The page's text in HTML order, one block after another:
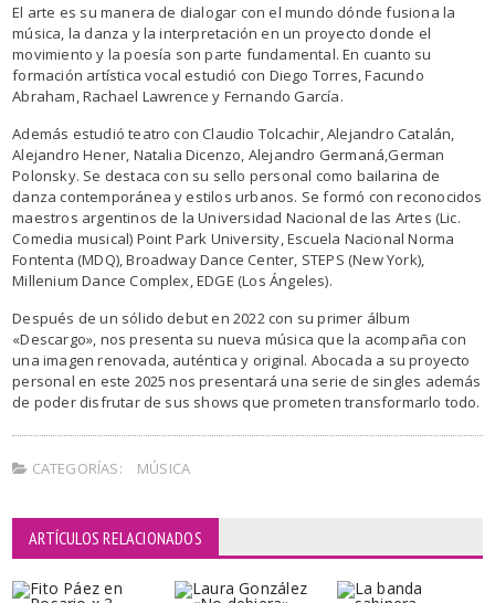
El arte es su manera de dialogar con el mundo dónde fusiona la
música, la danza y la interpretación en un proyecto donde el
movimiento y la poesía son parte fundamental. En cuanto su
formación artística vocal estudió con Diego Torres, Facundo
Abraham, Rachael Lawrence y Fernando García.
Además estudió teatro con Claudio Tolcachir, Alejandro Catalán,
Alejandro Hener, Natalia Dicenzo, Alejandro Germaná,German
Polonsky. Se destaca con su sello personal como bailarina de
danza contemporánea y estilos urbanos. Se formó con reconocidos
maestros argentinos de la Universidad Nacional de las Artes (Lic.
Comedia musical) Point Park University, Escuela Nacional Norma
Fontenta (MDQ), Broadway Dance Center, STEPS (New York),
Millenium Dance Complex, EDGE (Los Ángeles).
Después de un sólido debut en 2022 con su primer álbum
«Descargo», nos presenta su nueva música que la acompaña con
una imagen renovada, auténtica y original. Abocada a su proyecto
personal en este 2025 nos presentará una serie de singles además
de poder disfrutar de sus shows que prometen transformarlo todo.
CATEGORÍAS: MÚSICA
ARTÍCULOS RELACIONADOS